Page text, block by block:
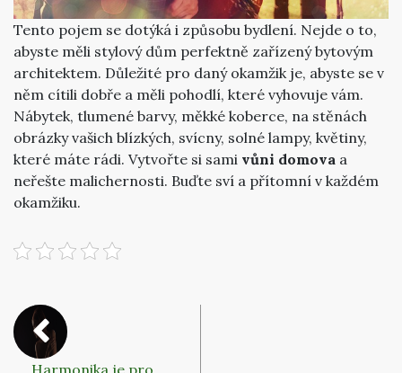
Tento pojem se dotýká i způsobu bydlení. Nejde o to,
abyste měli stylový dům perfektně zařízený bytovým
architektem. Důležité pro daný okamžik je, abyste se v
něm cítili dobře a měli pohodlí, které vyhovuje vám.
Nábytek, tlumené barvy, měkké koberce, na stěnách
obrázky vašich blízkých, svícny, solné lampy, květiny,
které máte rádi. Vytvořte si sami vůni domova a
neřešte malichernosti. Buďte sví a přítomní v každém
okamžiku.